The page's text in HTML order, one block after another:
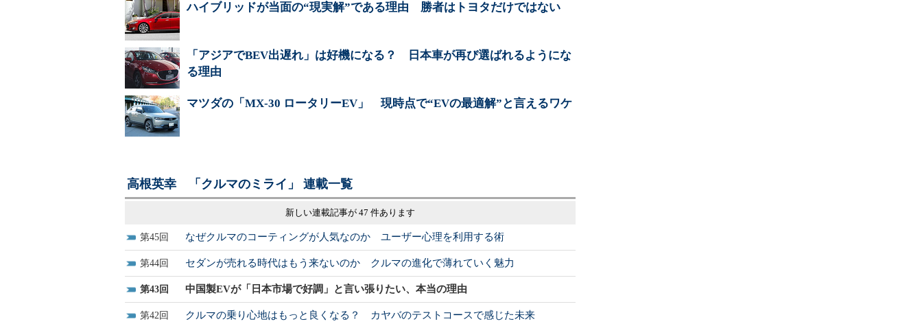
ハイブリッドが当面の“現実解”である理由 勝者はトヨタだけではない
「アジアでBEV出遅れ」は好機になる？ 日本車が再び選ばれるようにな
る理由
マツダの「MX-30 ロータリーEV」 現時点で“EVの最適解”と言えるワケ
高根英幸 「クルマのミライ」 連載一覧
新しい連載記事が 47 件あります
45 なぜクルマのコーティングが人気なのか ユーザー心理を利用する術
44 セダンが売れる時代はもう来ないのか クルマの進化で薄れていく魅力
43 中国製EVが「日本市場で好調」と言い張りたい、本当の理由
42 クルマの乗り心地はもっと良くなる？ カヤバのテストコースで感じた未来